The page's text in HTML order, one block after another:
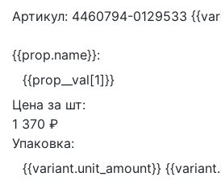
Артикул: 4460794-0129533
{{prop.name}}:
{{prop__val[1]}}
Цена за шт:
1 370 ₽
Упаковка:
{{variant.unit_amount}}